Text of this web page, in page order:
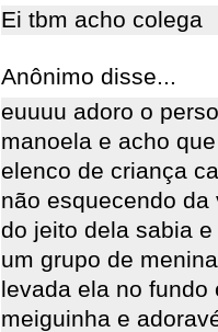
Ei tbm acho colega
Anônimo disse...
euuuu adoro o
manoela e acho
elenco de criança
não esquecendo
do jeito dela sabia
um grupo de
levada ela no
meiguinha e